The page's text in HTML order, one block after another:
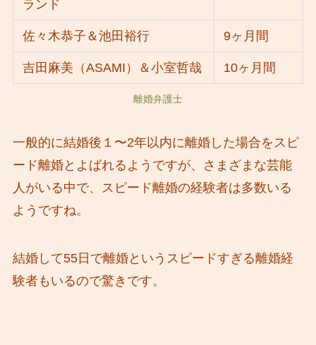
ランド
佐々木恭子＆池田裕行 9ヶ月間
吉田麻美（ASAMI）＆小室哲哉 10ヶ月間
離婚弁護士
一般的に結婚後１〜2年以内に離婚した場合をスピ
ード離婚とよばれるようですが、さまざまな芸能
人がいる中で、スピード離婚の経験者は多数いる
ようですね。
結婚して55日で離婚というスピードすぎる離婚経
験者もいるので驚きです。